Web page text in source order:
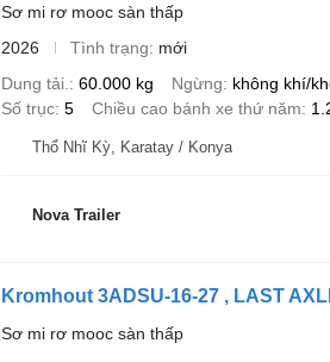
Sơ mi rơ mooc sàn thấp
2026
Tình trạng
mới
Dung tải.
60.000 kg Ngừng không khí/
Số trục 5 Chiều cao bánh xe thứ năm
Thổ Nhĩ Kỳ, Karatay / Konya
Nova Trailer
Kromhout 3ADSU-16-27 , LAST
Sơ mi rơ mooc sàn thấp